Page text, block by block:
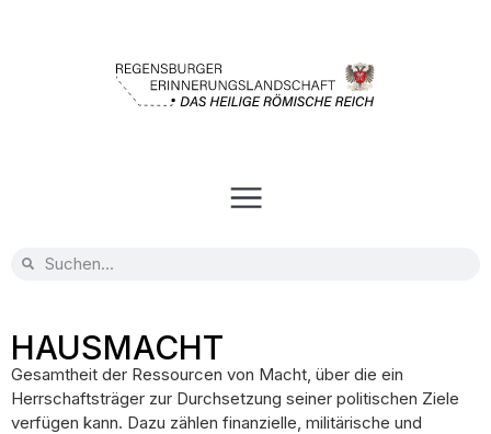
HAUSMACHT
Gesamtheit der Ressourcen von Macht, über die ein
Herrschaftsträger zur Durchsetzung seiner politischen Ziele
verfügen kann. Dazu zählen finanzielle, militärische und